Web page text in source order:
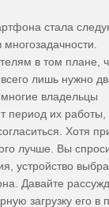
стала
в том плане,
лишь нужно
владельцы
период их работы,
Хотя
лучше. Вы
устройство
Давайте
загрузку его в